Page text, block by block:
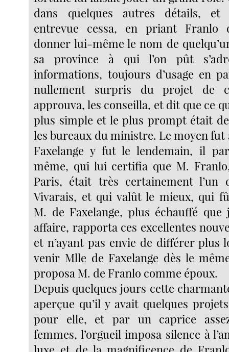
dans quelques autres détails, et
entrevue cessa, en priant Franlo
donner lui-même le nom de
sa province à qui l’on pût
informations, toujours d’usage en
nullement surpris du projet de
approuva, les conseilla, et dit que ce
plus simple et le plus prompt était de
les bureaux du ministre. Le moyen fut
Faxelange y fut le lendemain, il
même, qui lui certifia que M.
Paris, était très certainement l’un
Vivarais, et qui valût le mieux, qui
M. de Faxelange, plus échauffé
affaire, rapporta ces excellentes
et n’ayant pas envie de différer plus
venir Mlle de Faxelange dès le
proposa M. de Franlo comme époux.
Depuis quelques jours cette
aperçue qu’il y avait quelques
pour elle, et par un caprice
femmes, l’orgueil imposa silence à